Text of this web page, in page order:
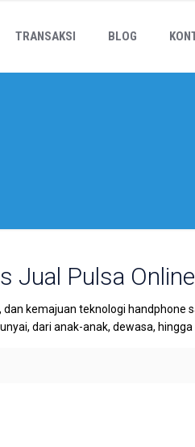
TRANSAKSI BLOG
Jual Pulsa Online
kemajuan teknologi handphone
dari anak-anak, dewasa, hingga